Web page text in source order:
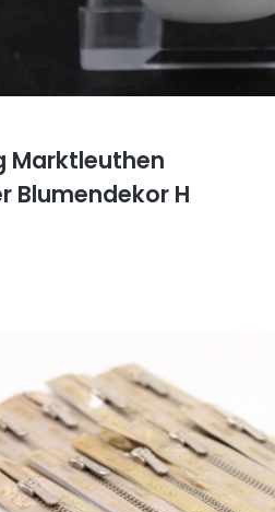
Marktleuthen
Blumendekor H